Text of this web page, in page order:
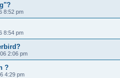
8:52 pm
8:54 pm
2:06 pm
?
4:29 pm